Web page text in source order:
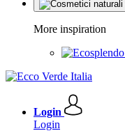
More inspiration
Login
Login